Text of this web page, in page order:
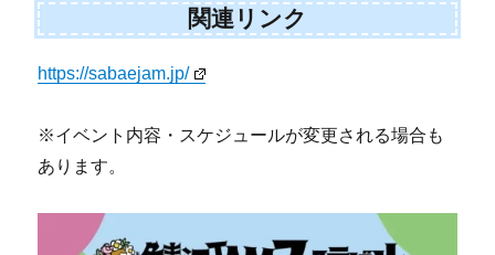
関連リンク
https://sabaejam.jp/
※イベント内容・スケジュールが変更される場合も
あります。